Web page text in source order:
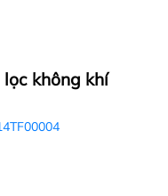
không khí